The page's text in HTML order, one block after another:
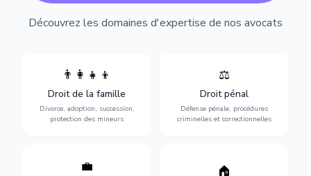
Découvrez les domaines d'expertise de nos avocats
👨‍👩‍👧‍👦
Droit de la famille
Divorce, adoption, succession,
protection des mineurs
Divorce, garde d'enfants,
adoption, succession et
protection des personnes
vulnérables.
⚖️
Droit pénal
Défense pénale, procédures
criminelles et correctionnelles
Expertise en matière pénale,
vue jusqu'au procès, pour
toute affaire correctionnelle
ou criminelle.
💼
Protection de vos droits au
🏠
Sécurisation de vos projets